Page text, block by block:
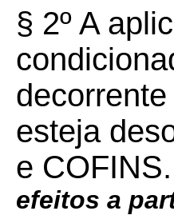
§ 2º A
esteja
e COFINS.
efeitos a